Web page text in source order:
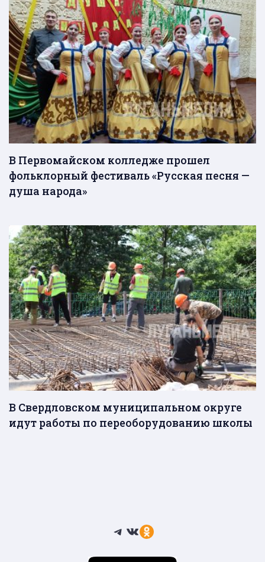
В Первомайском колледже прошел
фольклорный фестиваль «Русская песня —
душа народа»
В Свердловском муниципальном округе
идут работы по переоборудованию школы
Telegram
ВКонтакте
Ссылка